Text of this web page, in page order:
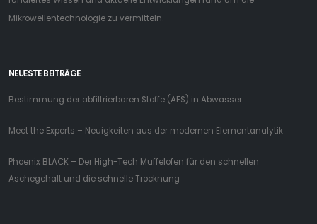
Mikrowellentechnologie zu vermitteln.
NEUESTE BEITRÄGE
Bestimmung der abfiltrierbaren Stoffe (AFS) in Abwasser
Meet the Experts – Neuigkeiten aus der modernen Elementanalytik
Phoenix BLACK – Der High-Tech Muffelofen für den schnellen
Aschegehalt und die schnelle Trocknung